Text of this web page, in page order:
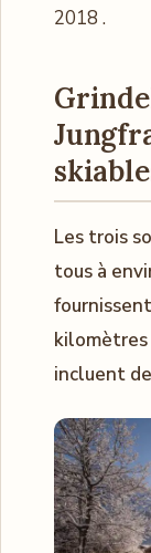
2018 .
Les trois
tous à
incluent